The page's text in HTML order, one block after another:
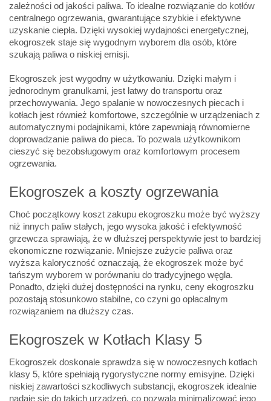
zależności od jakości paliwa. To idealne rozwiązanie do kotłów
centralnego ogrzewania, gwarantujące szybkie i efektywne
uzyskanie ciepła. Dzięki wysokiej wydajności energetycznej,
ekogroszek staje się wygodnym wyborem dla osób, które
szukają paliwa o niskiej emisji.
Ekogroszek jest wygodny w użytkowaniu. Dzięki małym i
jednorodnym granulkami, jest łatwy do transportu oraz
przechowywania. Jego spalanie w nowoczesnych piecach i
kotłach jest również komfortowe, szczególnie w urządzeniach z
automatycznymi podajnikami, które zapewniają równomierne
doprowadzanie paliwa do pieca. To pozwala użytkownikom
cieszyć się bezobsługowym oraz komfortowym procesem
ogrzewania.
Ekogroszek a koszty ogrzewania
Choć początkowy koszt zakupu ekogroszku może być wyższy
niż innych paliw stałych, jego wysoka jakość i efektywność
grzewcza sprawiają, że w dłuższej perspektywie jest to bardziej
ekonomiczne rozwiązanie. Mniejsze zużycie paliwa oraz
wyższa kaloryczność oznaczają, że ekogroszek może być
tańszym wyborem w porównaniu do tradycyjnego węgla.
Ponadto, dzięki dużej dostępności na rynku, ceny ekogroszku
pozostają stosunkowo stabilne, co czyni go opłacalnym
rozwiązaniem na dłuższy czas.
Ekogroszek w Kotłach Klasy 5
Ekogroszek doskonale sprawdza się w nowoczesnych kotłach
klasy 5, które spełniają rygorystyczne normy emisyjne. Dzięki
niskiej zawartości szkodliwych substancji, ekogroszek idealnie
nadaje się do takich urządzeń, co pozwala minimalizować jego